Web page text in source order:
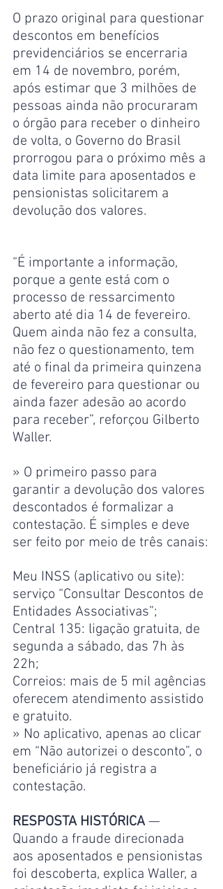
O prazo original para questionar
descontos em benefícios
previdenciários se encerraria
em 14 de novembro, porém,
após estimar que 3 milhões de
pessoas ainda não procuraram
o órgão para receber o dinheiro
de volta, o Governo do Brasil
prorrogou para o próximo mês a
data limite para aposentados e
pensionistas solicitarem a
devolução dos valores.
“É importante a informação,
porque a gente está com o
processo de ressarcimento
aberto até dia 14 de fevereiro.
Quem ainda não fez a consulta,
não fez o questionamento, tem
até o final da primeira quinzena
de fevereiro para questionar ou
ainda fazer adesão ao acordo
para receber”, reforçou Gilberto
Waller.
» O primeiro passo para
garantir a devolução dos valores
descontados é formalizar a
contestação. É simples e deve
ser feito por meio de três canais:
Meu INSS (aplicativo ou site):
serviço “Consultar Descontos de
Entidades Associativas”;
Central 135: ligação gratuita, de
segunda a sábado, das 7h às
22h;
Correios: mais de 5 mil agências
oferecem atendimento assistido
e gratuito.
» No aplicativo, apenas ao clicar
em “Não autorizei o desconto”, o
beneficiário já registra a
contestação.
RESPOSTA HISTÓRICA —
Quando a fraude direcionada
aos aposentados e pensionistas
foi descoberta, explica Waller, a